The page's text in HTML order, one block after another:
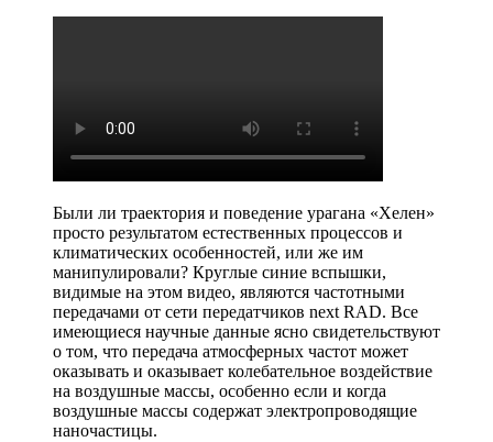
Были ли траектория и поведение урагана «Хелен»
просто результатом естественных процессов и
климатических особенностей, или же им
манипулировали? Круглые синие вспышки,
видимые на этом видео, являются частотными
передачами от сети передатчиков next RAD. Все
имеющиеся научные данные ясно свидетельствуют
о том, что передача атмосферных частот может
оказывать и оказывает колебательное воздействие
на воздушные массы, особенно если и когда
воздушные массы содержат электропроводящие
наночастицы.